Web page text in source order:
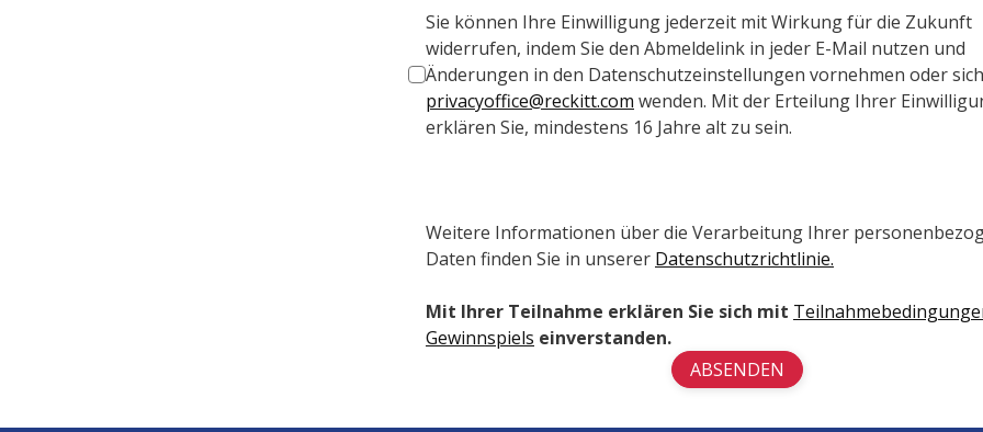
Sie können Ihre Einwilligung jederzeit mit Wirkung für die Zukunft
widerrufen, indem Sie den Abmeldelink in jeder E-Mail nutzen und
privacyoffice@reckitt.com wenden. Mit der Erteilung Ihrer
erklären Sie, mindestens 16 Jahre alt zu sein.
Weitere Informationen über die Verarbeitung Ihrer
Daten finden Sie in unserer Datenschutzrichtlinie.
Mit Ihrer Teilnahme erklären Sie sich mit
Gewinnspiels einverstanden.
ABSENDEN